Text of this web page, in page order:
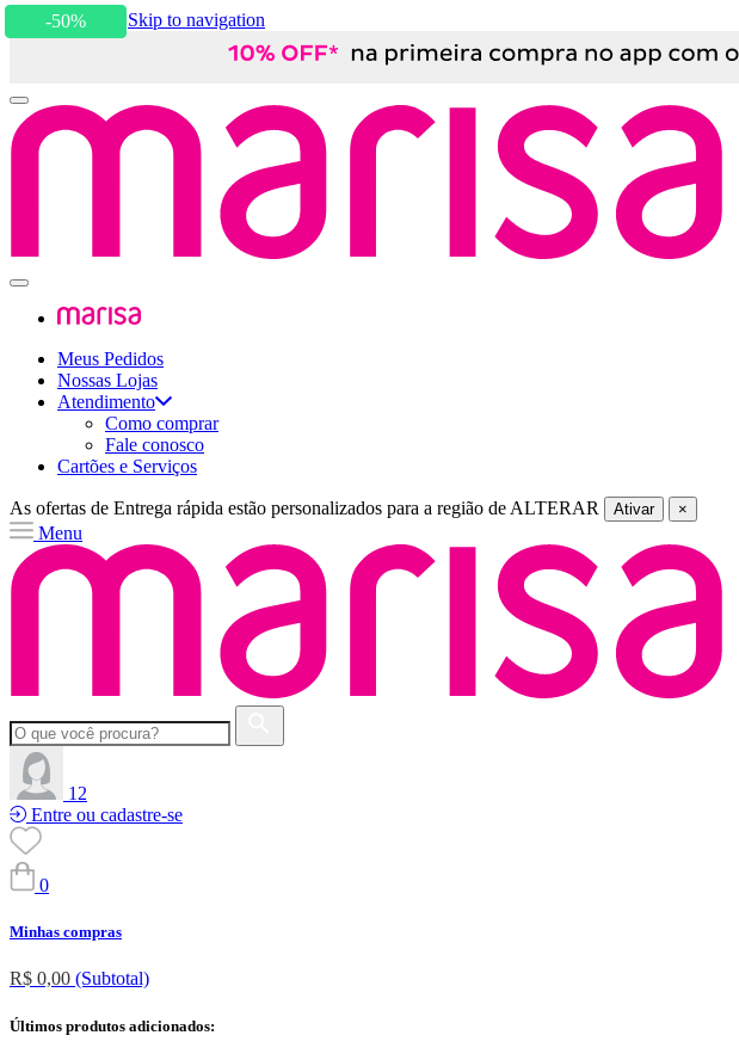
Skip to content Skip to navigation
Meus Pedidos
Nossas Lojas
Atendimento
Como comprar
Fale conosco
Cartões e Serviços
As ofertas de Entrega rápida estão personalizados para a região de ALTERAR Ativar ×
Menu
12
Entre ou cadastre-se
0
Minhas compras
R$ 0,00 (Subtotal)
Últimos produtos adicionados:
-50%